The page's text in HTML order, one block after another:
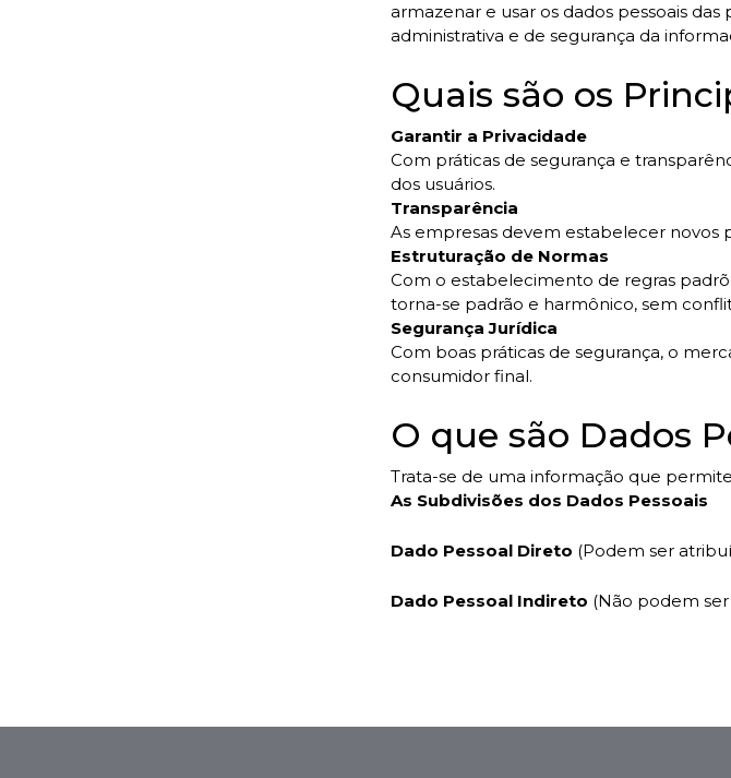
armazenar e usar os dados pessoais das
administrativa e de segurança da
Quais são os
Garantir a Privacidade
Com práticas de segurança e
dos usuários.
Transparência
As empresas devem estabelecer novos
Estruturação de Normas
Com o estabelecimento de regras
torna-se padrão e harmônico, sem
Segurança Jurídica
Com boas práticas de segurança, o
consumidor final.
O que são Dados
Trata-se de uma informação que
As Subdivisões dos Dados Pessoais
Dado Pessoal Direto (Podem ser
Dado Pessoal Indireto (Não podem